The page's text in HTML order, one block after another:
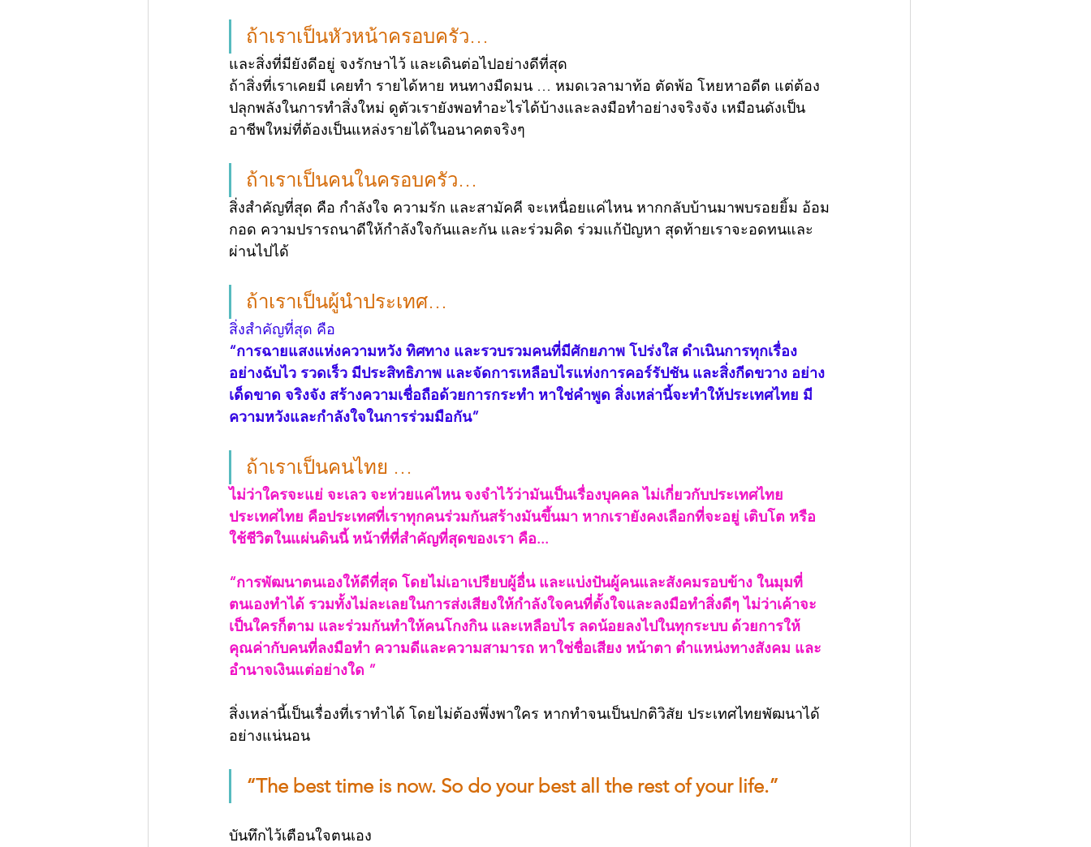
ถ้าเราเป็นหัวหน้าครอบครัว…
และสิ่งที่มียังดีอยู่ จงรักษาไว้ และเดินต่อไปอย่างดีที่สุด
ถ้าสิ่งที่เราเคยมี เคยทำ รายได้หาย หนทางมืดมน … หมดเวลามาท้อ ตัดพ้อ โหยหาอดีต แต่ต้อง
ปลุกพลังในการทำสิ่งใหม่ ดูตัวเรายังพอทำอะไรได้บ้างและลงมือทำอย่างจริงจัง เหมือนดังเป็น
อาชีพใหม่ที่ต้องเป็นแหล่งรายได้ในอนาคตจริงๆ
ถ้าเราเป็นคนในครอบครัว…
สิ่งสำคัญที่สุด คือ กำลังใจ ความรัก และสามัคคี จะเหนื่อยแค่ไหน หากกลับบ้านมาพบรอยยิ้ม อ้อม
กอด ความปรารถนาดีให้กำลังใจกันและกัน และร่วมคิด ร่วมแก้ปัญหา สุดท้ายเราจะอดทนและ
ผ่านไปได้
ถ้าเราเป็นผู้นำประเทศ…
สิ่งสำคัญที่สุด คือ
“การฉายแสงแห่งความหวัง ทิศทาง และรวบรวมคนที่มีศักยภาพ โปร่งใส ดำเนินการทุกเรื่อง
อย่างฉับไว รวดเร็ว มีประสิทธิภาพ และจัดการเหลือบไรแห่งการคอร์รัปชัน และสิ่งกีดขวาง อย่าง
เด็ดขาด จริงจัง สร้างความเชื่อถือด้วยการกระทำ หาใช่คำพูด สิ่งเหล่านี้จะทำให้ประเทศไทย มี
ความหวังและกำลังใจในการร่วมมือกัน”
ถ้าเราเป็นคนไทย …
ไม่ว่าใครจะแย่ จะเลว จะห่วยแค่ไหน จงจำไว้ว่ามันเป็นเรื่องบุคคล ไม่เกี่ยวกับประเทศไทย
ประเทศไทย คือประเทศที่เราทุกคนร่วมกันสร้างมันขึ้นมา หากเรายังคงเลือกที่จะอยู่ เติบโต หรือ
ใช้ชีวิตในแผ่นดินนี้ หน้าที่ที่สำคัญที่สุดของเรา คือ...
“การพัฒนาตนเองให้ดีที่สุด โดยไม่เอาเปรียบผู้อื่น และแบ่งปันผู้คนและสังคมรอบข้าง ในมุมที่
ตนเองทำได้ รวมทั้งไม่ละเลยในการส่งเสียงให้กำลังใจคนที่ตั้งใจและลงมือทำสิ่งดีๆ ไม่ว่าเค้าจะ
เป็นใครก็ตาม และร่วมกันทำให้คนโกงกิน และเหลือบไร ลดน้อยลงไปในทุกระบบ ด้วยการให้
คุณค่ากับคนที่ลงมือทำ ความดีและความสามารถ หาใช่ชื่อเสียง หน้าตา ตำแหน่งทางสังคม และ
อำนาจเงินแต่อย่างใด ”
สิ่งเหล่านี้เป็นเรื่องที่เราทำได้ โดยไม่ต้องพึ่งพาใคร หากทำจนเป็นปกติวิสัย ประเทศไทยพัฒนาได้
อย่างแน่นอน
“The best time is now. So do your best all the rest of your life.”
บันทึกไว้เตือนใจตนเอง